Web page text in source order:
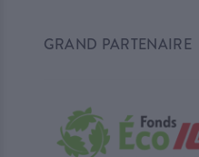
GRAND PARTENAIRE